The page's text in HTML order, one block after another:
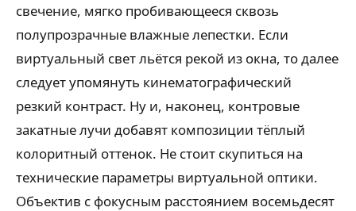
свечение, мягко пробивающееся сквозь
полупрозрачные влажные лепестки. Если
виртуальный свет льётся рекой из окна, то далее
следует упомянуть кинематографический
резкий контраст. Ну и, наконец, контровые
закатные лучи добавят композиции тёплый
колоритный оттенок. Не стоит скупиться на
технические параметры виртуальной оптики.
Объектив с фокусным расстоянием восемьдесят